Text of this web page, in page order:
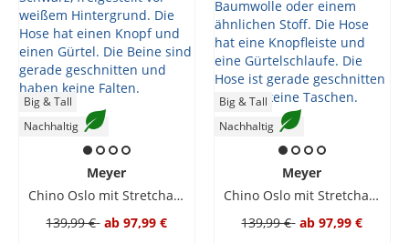
Big & Tall
Nachhaltig
Meyer
Chino Oslo mit Stretchanteil und Traveller-Dehnbund
139,99 € ab 97,99 €
Big & Tall
Nachhaltig
Meyer
Chino Oslo mit Stretchanteil und Traveller-Dehnbund
139,99 € ab 97,99 €